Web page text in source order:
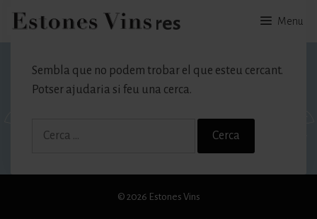
Menu
No s'ha trobat res
Sembla que no podem trobar el que esteu cercant.
Potser ajudaria si feu una cerca.
© 2026 Estones Vins